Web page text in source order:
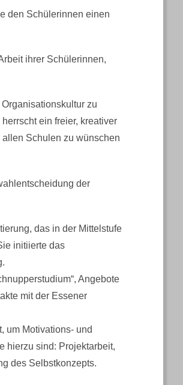
den Schülerinnen einen
ihrer Schülerinnen,
zu
ein freier, kreativer
Schulen zu wünschen
der
das in der Mittelstufe
initiierte das
Angebote
mit der Essener
um Motivations- und
hierzu sind: Projektarbeit,
des Selbstkonzepts.